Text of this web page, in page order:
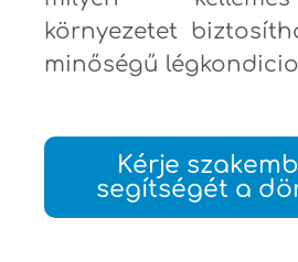
környezetet
minőségű
Kérje
segítségét a